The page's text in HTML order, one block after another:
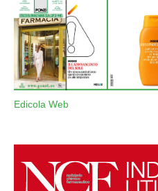
Edicola Web